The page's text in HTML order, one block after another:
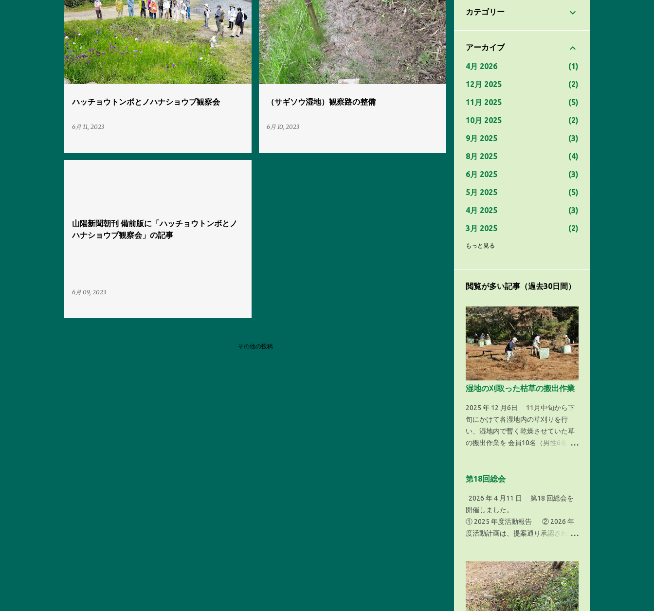
投
稿
ハッチョウトンボとノハナショウブ観察会
6月 11, 2023
観察会
（サギソウ湿地）観察路の整備
6月 10, 2023
湿地の保全
山陽新聞朝刊 備前版に「ハッチョウトンボとノ
ハナショウブ観察会」の記事
6月 09, 2023
その他の投稿
カテゴリー
アーカイブ
4月 2026 1
12月 2025 2
11月 2025 5
10月 2025 2
9月 2025 3
8月 2025 4
6月 2025 3
5月 2025 5
4月 2025 3
3月 2025 2
2月 2025
11月 2024
9月 2024 1
8月 2024 7
7月 2024 1
6月 2024 3
5月 2024 5
4月 2024 1
2月 2024 2
12月 2023 3
9月 2023
8月 2023 6
7月 2023
6月 2023 3
4月 2023 1
2月 2023 2
1月 2023 1
もっと見る
閲覧が多い記事（過去30日間）
湿地の刈取った枯草の搬出作業
2025 年 12 月6日 11月中旬から下
旬にかけて各湿地内の草刈りを行
い、湿地内で暫く乾燥させていた草
の搬出作業を 会員10名（男性6名・
傾向にあり特に夏は猛暑日が多かっ
丈が高いうえ量も多く、搬出作業に
も時間が掛かってしまい、午前中で
「こい岩湿地 （面積約15㌃） 」の枯
草の搬出がやっと終わった次第で
㌃） 」の枯草の搬出を行いました。
しかし、本湿地の奥の方には大きな
マツの倒木があり、湿地を塞いでい
る格好になっており草刈りが出来て
第18回総会
2026 年４月11 日 第18 回総会を
開催しました。
① 2025 年度活動報告 ② 2026 年
度活動計画は、提案通り承認されま